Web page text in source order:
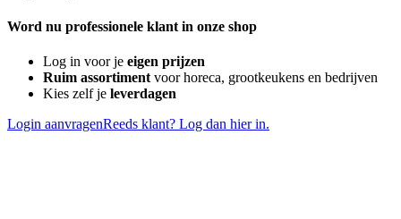
Word nu professionele klant in onze shop
Log in voor je eigen prijzen
Ruim assortimentvoor horeca, grootkeukens en bedrijven
Kies zelf je leverdagen
Login aanvragenReeds klant? Log dan hier in.